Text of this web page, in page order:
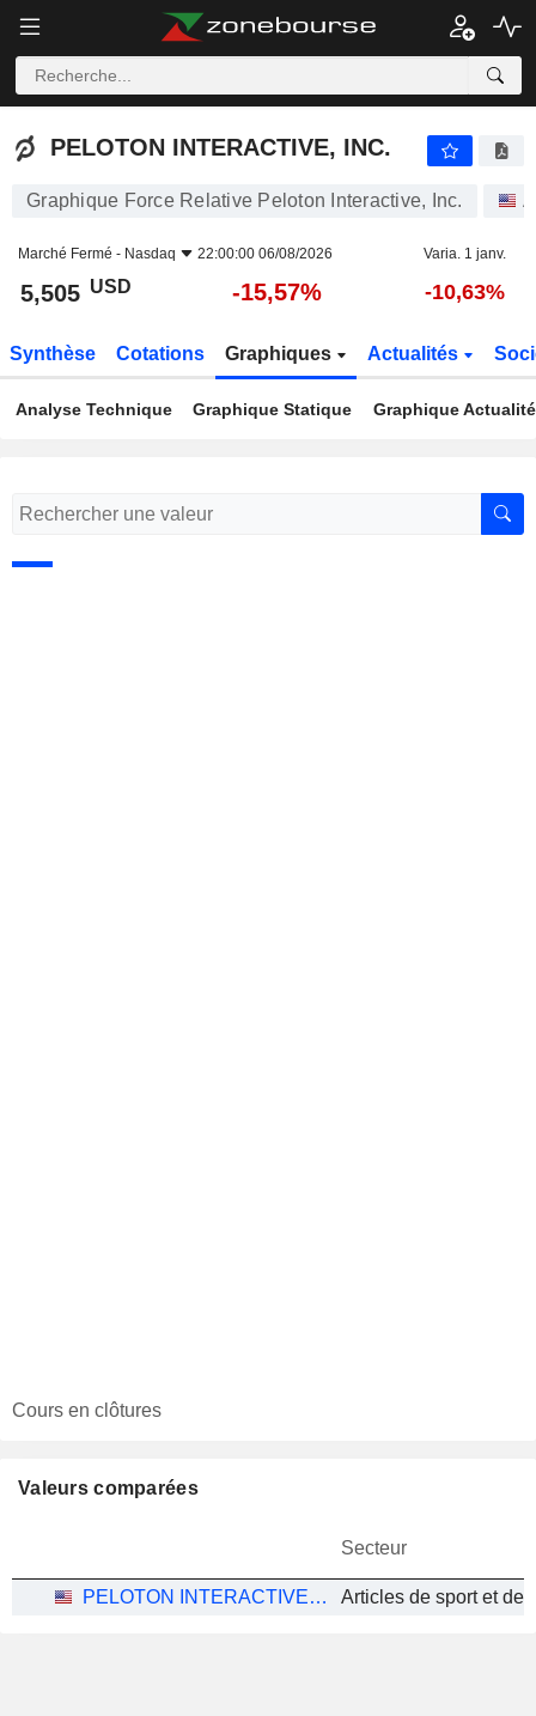
PELOTON INTERACTIVE, INC.
PELOTON INTERACTIVE, INC.
Graphique Force Relative Peloton Interactive, Inc.
Marché Fermé - Nasdaq 22:00:00 06/08/2026 Varia. 1 janv.
5,505 USD -15,57% -10,63%
Synthèse Cotations Graphiques Actualités
Analyse Technique Graphique Statique Graphique
Cours en clôtures
Valeurs comparées
Secteur
PELOTON INTERACTIVE, INC. Articles de sport et de